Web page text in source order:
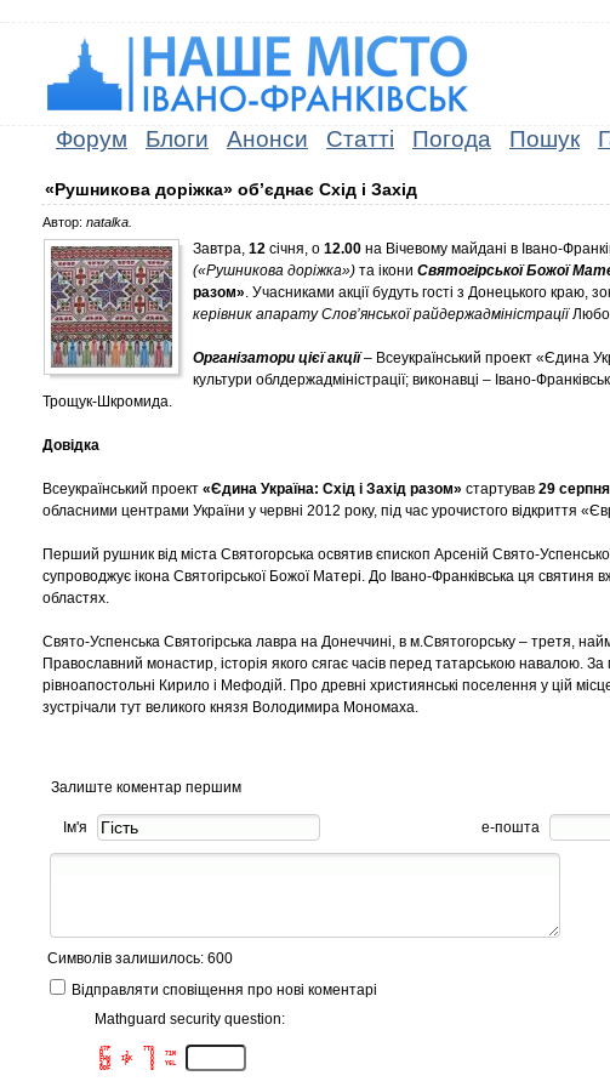
Форум Блоги Анонси Статті Погода Пошук
«Рушникова доріжка» об’єднає Схід і Захід
Автор: natalka.
Завтра, 12 січня, о 12.00 на Вічевому майдані в Івано-
(«Рушникова доріжка») та ікони Святогірської Божої
разом». Учасниками акції будуть гості з Донецького краю,
керівник апарату Слов’янської райдержадміністрації
Організатори цієї акції– Всеукраїнський проект «Єдина
культури облдержадміністрації; виконавці – Івано-
Трощук-Шкромида.
Довідка
Всеукраїнський проект «Єдина Україна: Схід і Захід разом» стартував 29
обласними центрами України у червні 2012 року, під час урочистого відкриття
Перший рушник від міста Святогорська освятив єпископ Арсеній Свято-
супроводжує ікона Святогірської Божої Матері. До Івано-Франківська ця святиня
областях.
Свято-Успенська Святогірська лавра на Донеччині, в м.Святогорську – третя,
Православний монастир, історія якого сягає часів перед татарською навалою.
рівноапостольні Кирило і Мефодій. Про древні християнські поселення у цій
зустрічали тут великого князя Володимира Мономаха.
Залиште коментар першим
Ім'я е-пошта
Символів залишилось: 600
Відправляти сповіщення про нові коментарі
Mathguard security question:
47P         7T8
H      J      U   71M
FHW   IAK     Q
3 R    P      D   Y6L